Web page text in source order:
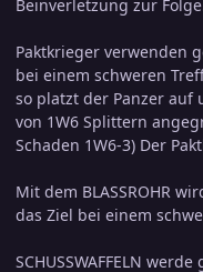
Beinverletzung zur
Paktkrieger verwenden
bei einem schweren
so platzt der Panzer auf
von 1W6 Splittern
Schaden 1W6-3) Der
Mit dem BLASSROHR
das Ziel bei einem
SCHUSSWAFFELN